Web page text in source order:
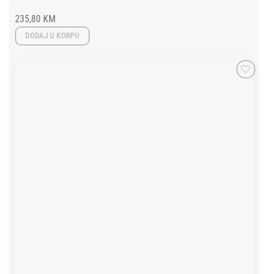
235,80 KM
DODAJ U KORPU